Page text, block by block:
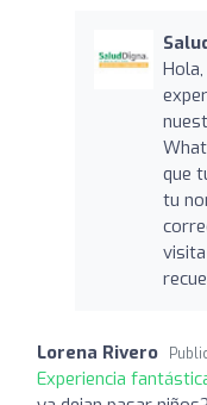
que
tu
Lorena Rivero
Experiencia